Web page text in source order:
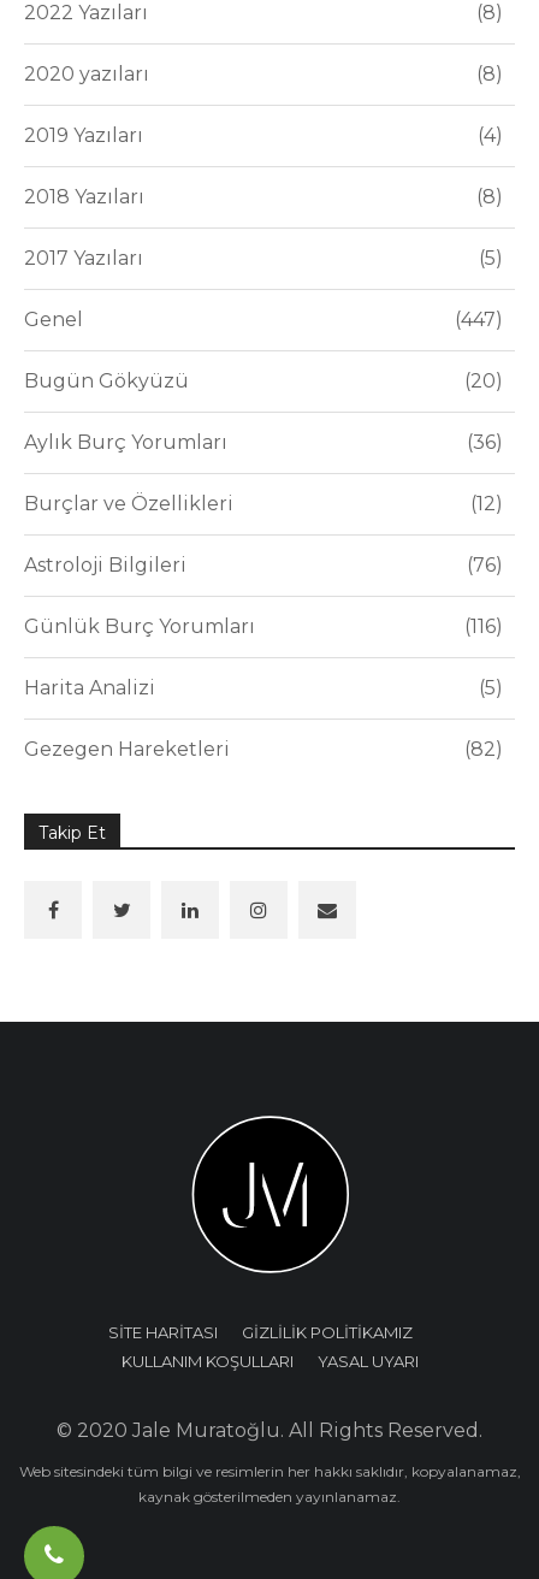
2022 Yazıları 8
2020 yazıları 8
2019 Yazıları 4
2018 Yazıları 8
2017 Yazıları 5
Genel 447
Bugün Gökyüzü 20
Aylık Burç Yorumları 36
Burçlar ve Özellikleri 12
Astroloji Bilgileri 76
Günlük Burç Yorumları 116
Harita Analizi 5
Gezegen Hareketleri 82
Takip Et
SİTE HARİTASI
GİZLİLİK POLİTİKAMIZ
KULLANIM KOŞULLARI
YASAL UYARI
© 2020 Jale Muratoğlu. All Rights Reserved.
Web sitesindeki tüm bilgi ve resimlerin her hakkı saklıdır, kopyalanamaz,
kaynak gösterilmeden yayınlanamaz.